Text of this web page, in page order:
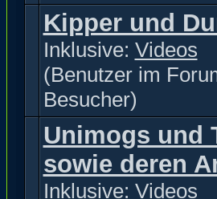
Kipper und
Inklusive: Videos
(Benutzer im
Besucher)
Unimogs und
sowie deren
Inklusive: Videos